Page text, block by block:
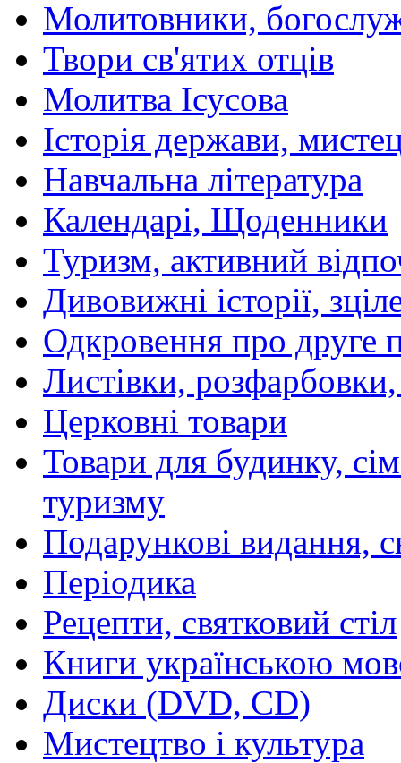
Молитовники,
Твори св'ятих отців
Молитва Ісусова
Історія держави,
Навчальна література
Календарі, Щоденники
Туризм, активний
Дивовижні історії,
Одкровення про друге
Листівки,
Церковні товари
Товари для будинку,
туризму
Подарункові видання,
Періодика
Рецепти, святковий стіл
Книги українською
Диски (DVD, CD)
Мистецтво і культура